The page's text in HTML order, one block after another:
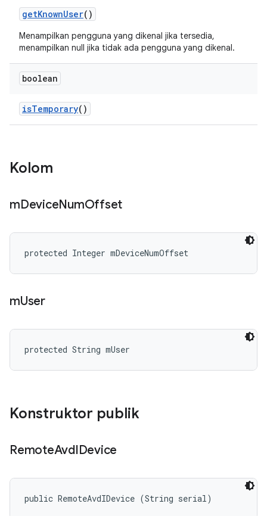
getKnownUser()
Menampilkan pengguna yang dikenal jika tersedia,
menampilkan null jika tidak ada pengguna yang dikenal.
boolean
isTemporary()
Kolom
mDeviceNumOffset
protected Integer mDeviceNumOffset
mUser
protected String mUser
Konstruktor publik
RemoteAvdIDevice
public RemoteAvdIDevice (String serial)